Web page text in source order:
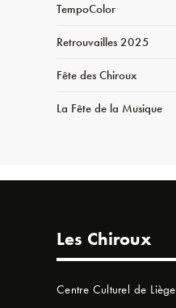
TempoColor
Retrouvailles 2025
Fête des Chiroux
La Fête de la Musique
Les Chiroux
Centre Culturel de Liège